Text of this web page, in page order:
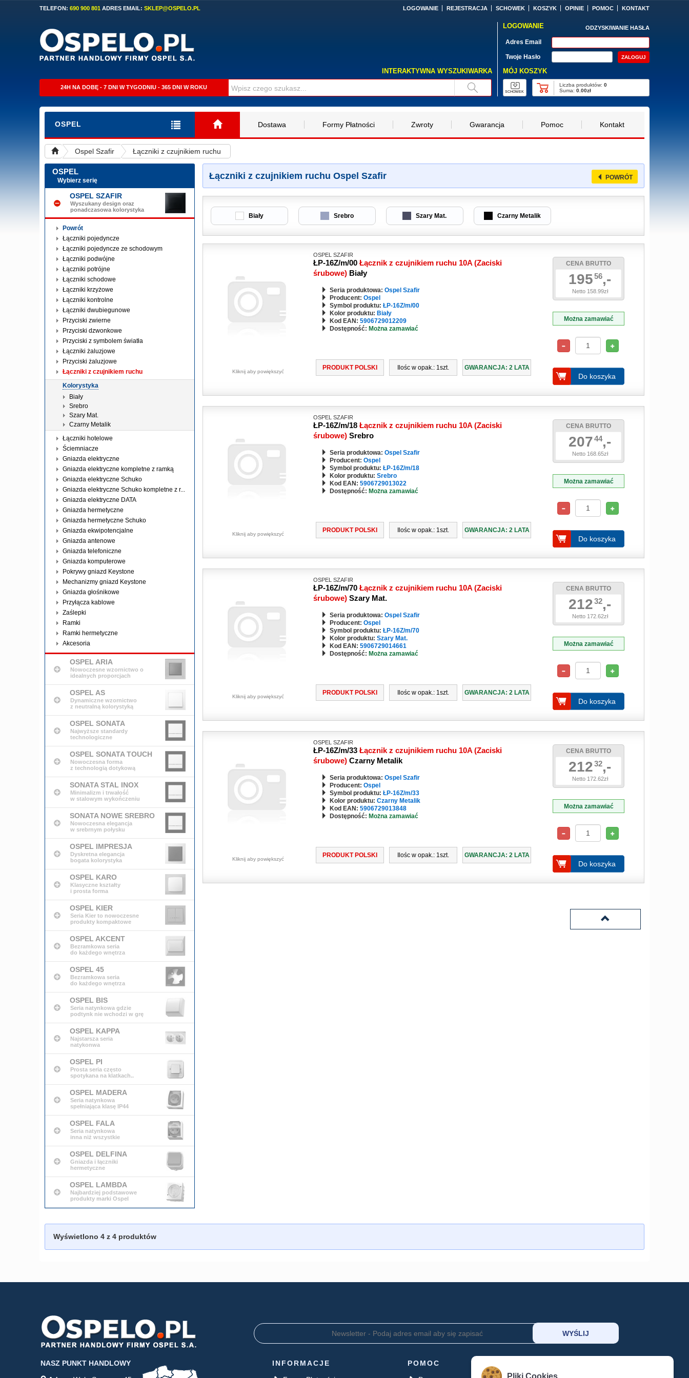
TELEFON: 690 900 801 ADRES EMAIL: SKLEP@OSPELO.PL LOGOWANIE REJESTRACJA SCHOWEK KOSZYK OPINIE POMOC KONTAKT
INTERAKTYWNA WYSZUKIWARKA
24H NA DOBĘ - 7 DNI W TYGODNIU - 365 DNI W ROKU
LOGOWANIE ODZYSKIWANIE HASŁA
Adres Email
Twoje Hasło
MÓJ KOSZYK
SCHOWEK
Liczba produktów:0
Suma:0.00zł
OSPEL Dostawa Formy Płatności Zwroty Gwarancja Pomoc Kontakt
Ospel Szafir Łączniki z czujnikiem ruchu
OSPEL
Wybierz serię
OSPEL SZAFIR
Wyszukany design oraz
ponadczasowa kolorystyka
Powrót
Łączniki pojedyncze
Łączniki pojedyncze ze schodowym
Łączniki podwójne
Łączniki potrójne
Łączniki schodowe
Łączniki krzyżowe
Łączniki kontrolne
Łączniki dwubiegunowe
Przyciski zwierne
Przyciski dzwonkowe
Przyciski z symbolem światła
Łączniki żaluzjowe
Przyciski żaluzjowe
Łączniki z czujnikiem ruchu
Kolorystyka
Biały
Srebro
Szary Mat.
Czarny Metalik
Łączniki hotelowe
Ściemniacze
Gniazda elektryczne
Gniazda elektryczne kompletne z ramką
Gniazda elektryczne Schuko
Gniazda elektryczne Schuko kompletne z r...
Gniazda elektryczne DATA
Gniazda hermetyczne
Gniazda hermetyczne Schuko
Gniazda ekwipotencjalne
Gniazda antenowe
Gniazda telefoniczne
Gniazda komputerowe
Pokrywy gniazd Keystone
Mechanizmy gniazd Keystone
Gniazda głośnikowe
Przyłącza kablowe
Zaślepki
Ramki
Ramki hermetyczne
Akcesoria
OSPEL ARIA
Nowoczesne wzornictwo o
idealnych proporcjach
OSPEL AS
Dynamiczne wzornictwo
z neutralną kolorystyką
OSPEL SONATA
Najwyższe standardy
technologiczne
OSPEL SONATA TOUCH
Nowoczesna forma
z technologią dotykową
SONATA STAL INOX
Minimalizm i trwałość
w stalowym wykończeniu
SONATA NOWE SREBRO
Nowoczesna elegancja
w srebrnym połysku
OSPEL IMPRESJA
Dyskretna elegancja
bogata kolorystyka
OSPEL KARO
Klasyczne kształty
i prosta forma
OSPEL KIER
Seria Kier to nowoczesne
produkty kompaktowe
OSPEL AKCENT
Bezramkowa seria
do każdego wnętrza
OSPEL 45
Bezramkowa seria
do każdego wnętrza
OSPEL BIS
Seria natynkowa gdzie
podtynk nie wchodzi w grę
OSPEL KAPPA
Najstarsza seria
natykonwa
OSPEL PI
Prosta seria często
spotykana na klatkach..
OSPEL MADERA
Seria natynkowa
spełniająca klasę IP44
OSPEL FALA
Seria natynkowa
inna niż wszystkie
OSPEL DELFINA
Gniazda i łączniki
hermetyczne
OSPEL LAMBDA
Najbardziej podstawowe
produkty marki Ospel
Łączniki z czujnikiem ruchu Ospel Szafir POWRÓT
Biały Srebro Szary Mat. Czarny Metalik
Kliknij aby powiększyć
OSPEL SZAFIR
ŁP-16Z/m/00 Łącznik z czujnikiem ruchu 10A (Zaciski
śrubowe) Biały
Seria produktowa: Ospel Szafir
Producent: Ospel
Symbol produktu: ŁP-16Z/m/00
Kolor produktu: Biały
Kod EAN: 5906729012209
Dostępność: Można zamawiać
PRODUKT POLSKI Ilośc w opak.: 1szt. GWARANCJA: 2 LATA
CENA BRUTTO
195 56,-
Netto 158.99zł
Można zamawiać
Do koszyka
Kliknij aby powiększyć
OSPEL SZAFIR
ŁP-16Z/m/18 Łącznik z czujnikiem ruchu 10A (Zaciski
śrubowe) Srebro
Seria produktowa: Ospel Szafir
Producent: Ospel
Symbol produktu: ŁP-16Z/m/18
Kolor produktu: Srebro
Kod EAN: 5906729013022
Dostępność: Można zamawiać
PRODUKT POLSKI Ilośc w opak.: 1szt. GWARANCJA: 2 LATA
CENA BRUTTO
207 44,-
Netto 168.65zł
Można zamawiać
Do koszyka
Kliknij aby powiększyć
OSPEL SZAFIR
ŁP-16Z/m/70 Łącznik z czujnikiem ruchu 10A (Zaciski
śrubowe) Szary Mat.
Seria produktowa: Ospel Szafir
Producent: Ospel
Symbol produktu: ŁP-16Z/m/70
Kolor produktu: Szary Mat.
Kod EAN: 5906729014661
Dostępność: Można zamawiać
PRODUKT POLSKI Ilośc w opak.: 1szt. GWARANCJA: 2 LATA
CENA BRUTTO
212 32,-
Netto 172.62zł
Można zamawiać
Do koszyka
Kliknij aby powiększyć
OSPEL SZAFIR
ŁP-16Z/m/33 Łącznik z czujnikiem ruchu 10A (Zaciski
śrubowe) Czarny Metalik
Seria produktowa: Ospel Szafir
Producent: Ospel
Symbol produktu: ŁP-16Z/m/33
Kolor produktu: Czarny Metalik
Kod EAN: 5906729013848
Dostępność: Można zamawiać
PRODUKT POLSKI Ilośc w opak.: 1szt. GWARANCJA: 2 LATA
CENA BRUTTO
212 32,-
Netto 172.62zł
Można zamawiać
Do koszyka
Wyświetlono 4 z 4 produktów
NASZ PUNKT HANDLOWY
INFORMACJE
POMOC
Pliki Cookies